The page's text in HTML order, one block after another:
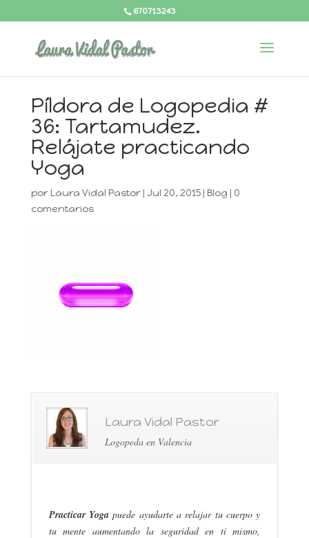
670713243
Píldora de Logopedia #
36: Tartamudez.
Relájate practicando
Yoga
por Laura Vidal Pastor| Jul 20, 2015| Blog | 0
comentarios
Laura Vidal Pastor
Logopeda en Valencia
Practicar Yogapuede ayudarte a relajar tu cuerpo y
tu mente aumentando la seguridad en ti mismo,